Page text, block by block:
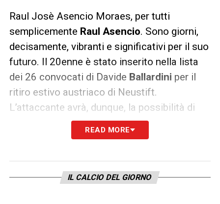
Raul Josè Asencio Moraes, per tutti
semplicemente Raul Asencio. Sono giorni,
decisamente, vibranti e significativi per il suo
futuro. Il 20enne è stato inserito nella lista
dei 26 convocati di Davide Ballardini per il
ritiro estivo austriaco di Neustift.
L’attaccante avrà, dunque, la possibilità di
mettersi in mostra davanti agli occhi del
Genoa e chissà guadagnarsi la
calciatore verrà girato nuovamente in
prestito, come accaduto già nella scorsa
READ MORE
IL CALCIO DEL GIORNO